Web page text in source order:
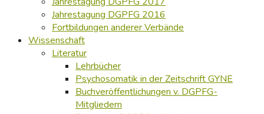
Jahrestagung DGPFG 2016
Fortbildungen anderer Verbände
Wissenschaft
Literatur
Lehrbücher
Psychosomatik in der Zeitschrift GYNE
Buchveröffentlichungen v. DGPFG-
Mitgliedern